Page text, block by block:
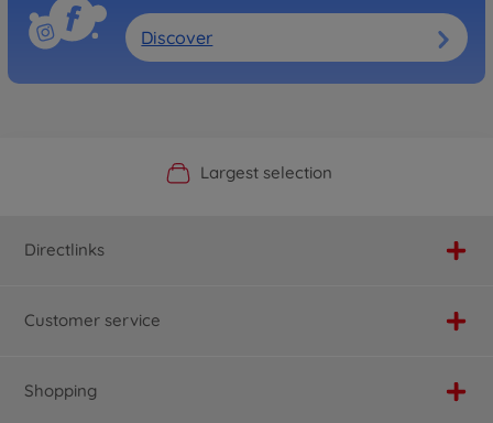
Discover
Official Manufacturer Shop
Largest selection
Personal service
Fast delivery
Directlinks
Customer service
Shopping